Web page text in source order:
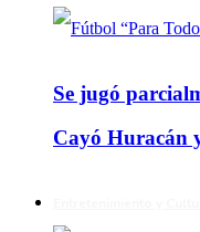
Se jugó
Cayó Huracán